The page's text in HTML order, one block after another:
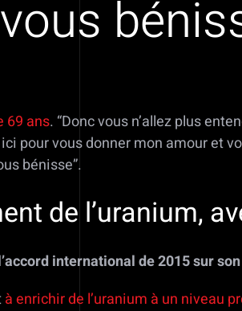
69 ans. “Donc vous n’allez plus
pour vous donner mon amour et
bénisse”.
de l’uranium,
international de 2015 sur
à enrichir de l’uranium à un niveau